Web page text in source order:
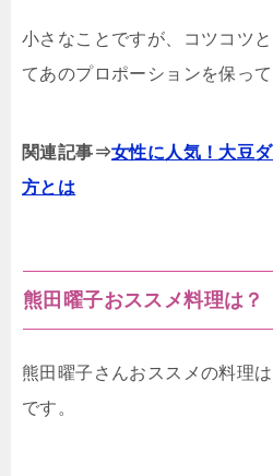
小さなことですが、コツコツ
てあのプロポーションを保って
関連記事⇒女性に人気！大豆
方とは
熊田曜子おススメ料理は？
熊田曜子さんおススメの料理は
です。